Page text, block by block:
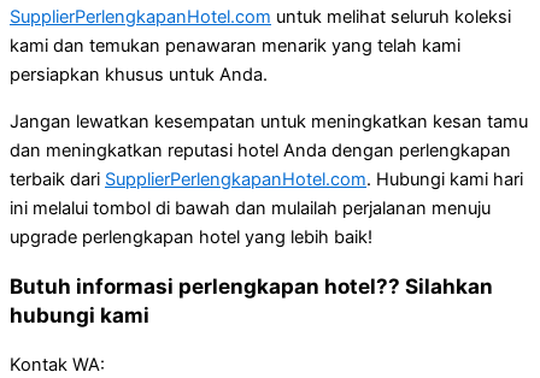
SupplierPerlengkapanHotel.com untuk melihat seluruh koleksi
kami dan temukan penawaran menarik yang telah kami
persiapkan khusus untuk Anda.
Jangan lewatkan kesempatan untuk meningkatkan kesan tamu
dan meningkatkan reputasi hotel Anda dengan perlengkapan
terbaik dari SupplierPerlengkapanHotel.com. Hubungi kami hari
ini melalui tombol di bawah dan mulailah perjalanan menuju
upgrade perlengkapan hotel yang lebih baik!
Butuh informasi perlengkapan hotel?? Silahkan
hubungi kami
Kontak WA: